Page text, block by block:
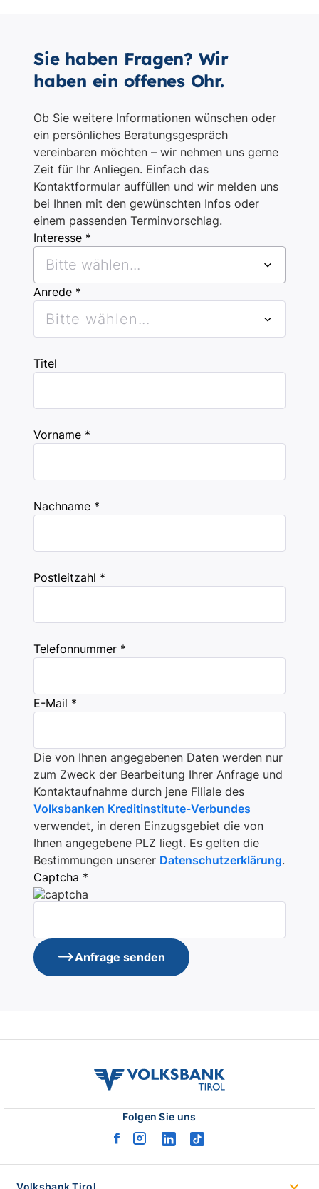
Sie haben Fragen? Wir
haben ein offenes Ohr.
Ob Sie weitere Informationen wünschen oder
ein persönliches Beratungsgespräch
vereinbaren möchten – wir nehmen uns gerne
Zeit für Ihr Anliegen. Einfach das
Kontaktformular auffüllen und wir melden uns
bei Ihnen mit den gewünschten Infos oder
einem passenden Terminvorschlag.
Interesse *
Bitte wählen...
Anrede *
Bitte wählen...
Titel
Vorname *
Nachname *
Postleitzahl *
Telefonnummer *
E-Mail *
Die von Ihnen angegebenen Daten werden nur
zum Zweck der Bearbeitung Ihrer Anfrage und
Kontaktaufnahme durch jene Filiale des
Volksbanken Kreditinstitute-Verbundes
verwendet, in deren Einzugsgebiet die von
Ihnen angegebene PLZ liegt. Es gelten die
Bestimmungen unserer Datenschutzerklärung.
Captcha *
Anfrage senden
volksbank
Folgen Sie uns
facebook
instagram
linkedintiktok
Volksbank Tirol